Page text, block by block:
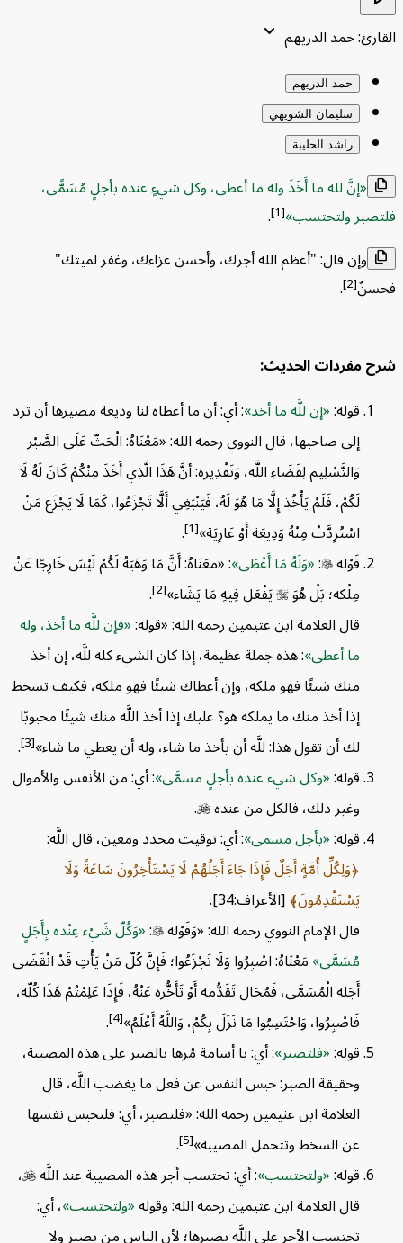
حمد الدريهمkeyboard_arrow_down
حمد الدريهم
سليمان الشويهي
راشد الحليبة
إنَّ لله ما أَخَذَ وله ما أعطى، وكل شيءٍ عنده بأجلٍ مُسَمًّى،
ولتحتسب [1]
.
وإن قال: "أعظم الله أجرك، وأحسن عزاءك، وغفر لميتك"
[2]
.
مفردات الحديث:
يستفاد من الحديث:
مفردات الحديث:
قوله: إن للَّه ما أخذ : أي: أن ما أعطاه لنا وديعة مصيرها أن ترد
إلى صاحبها، قال النووي رحمه الله: «مَعْنَاهُ: الْحَثّ عَلَى الصَّبْر
وَالتَّسْلِيم لِقَضَاءِ اللَّه، وَتَقْدِيره: أنَّ هَذَا الَّذِي أَخَذَ مِنْكُمْ كَانَ لَهُ لَا
لَكُمْ، فَلَمْ يَأْخُذ إِلَّا مَا هُوَ لَهُ، فَيَنْبَغِي أَلَّا تَجْزَعُوا، كَمَا لَا يَجْزَع مَنْ
اسْتُرِدَّتْ مِنْهُ وَدِيعَة أَوْ عَارِيَة»[1]
.
قَوْله
: وَلَهُ مَا أَعْطَى : «معَنَاهُ: أَنَّ مَا وَهَبَهُ لَكُمْ لَيْسَ خَارِجًا عَنْ
مِلْكه؛ بَلْ هُوَيَفْعَل فِيهِ مَا يَشَاء»[2]
.
قال العلامة ابن عثيمين رحمه الله: «قوله: فإن للَّه ما أخذ، وله
ما أعطى : هذه جملة عظيمة، إذا كان الشيء كله للَّه، إن أخذ
منك شيئًا فهو ملكه، وإن أعطاك شيئًا فهو ملكه، فكيف تسخط
إذا أخذ منك ما يملكه هو؟ عليك إذا أخذ اللَّه منك شيئًا محبوبًا
لك أن تقول هذا: للَّه أن يأخذ ما شاء، وله أن يعطي ما شاء»[3]
.
قوله: وكل شيء عنده بأجلٍ مسمَّى : أي: من الأنفس والأموال
وغير ذلك، فالكل من عنده
.
قوله: بأجل مسمى : أي: توقيت محدد ومعين، قال اللَّه:
وَلِكُلِّ أُمَّةٍ أَجَلٌ فَإِذَا جَاءَ أَجَلُهُمْ لَا يَسْتَأْخِرُونَ سَاعَةً وَلَا
يَسْتَقْدِمُونَ [الأعراف:34].
قال الإمام النووي رحمه الله: «وَقَوْله
: وَكُلّ شَيْء عِنْده بِأَجَلٍ
مُسَمَّى مَعْنَاهُ: اصْبِرُوا وَلَا تَجْزَعُوا؛ فَإِنَّ كُلّ مَنْ يَأْتِ قَدْ انْقَضَى
أَجَله الْمُسَمَّى، فَمُحَال تَقَدُّمه أَوْ تَأَخُّره عَنْهُ، فَإِذَا عَلِمْتُمْ هَذَا كُلّه،
فَاصْبِرُوا، وَاحْتَسِبُوا مَا نَزَلَ بِكُمْ، وَاللَّهُ أَعْلَمُ»[4]
.
قوله: فلتصبر : أي: يا أسامة مُرها بالصبر على هذه المصيبة،
وحقيقة الصبر: حبس النفس عن فعل ما يغضب اللَّه، قال
العلامة ابن عثيمين رحمه الله: «فلتصبر، أي: فلتحبس نفسها
عن السخط وتتحمل المصيبة»[5]
.
قوله: ولتحتسب : أي: تحتسب أجر هذه المصيبة عند اللَّه،
قال العلامة ابن عثيمين رحمه الله: وقوله ولتحتسب ، أي:
تحتسب الأجر على اللَّه بصبرها؛ لأن الناس من يصبر ولا